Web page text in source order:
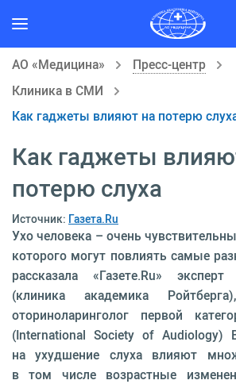
АО «Медицина»
Пресс-центр
Клиника в СМИ
Как гаджеты влияют на потерю
Как гаджеты
потерю слуха
Источник: Газета.Ru
Ухо человека – очень
которого могут повлиять самые
рассказала «Газете.Ru»
(клиника академика
оториноларинголог первой
(International Society of Audiology)
на ухудшение слуха влияют
в том числе возрастные